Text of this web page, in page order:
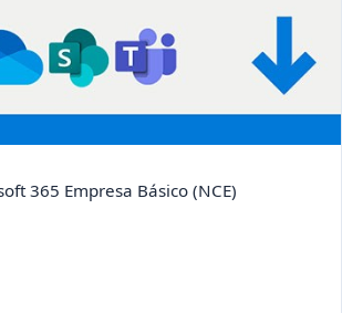
365 Empresa Básico (NCE)